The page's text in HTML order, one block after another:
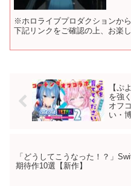
※ホロライブプロダクションか
下記リンクをご確認の上、お楽し
【ぷ
を強
オフ
い・
「どうしてこうなった！？」
期待作10選【新作】